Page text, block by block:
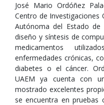
José Mario Ordóñez
Centro de Investigaciones
Autónoma del Estado
diseño y síntesis de
medicamentos
enfermedades crónicas,
diabetes o el cáncer.
UAEM ya cuenta con
mostrado excelentes
se encuentra en pruebas